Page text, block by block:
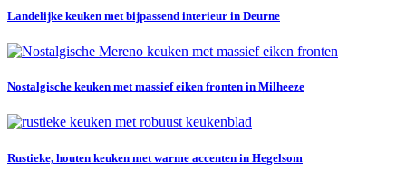
Landelijke keuken met bijpassend interieur in Deurne
Nostalgische keuken met massief eiken fronten in Milheeze
Rustieke, houten keuken met warme accenten in Hegelsom